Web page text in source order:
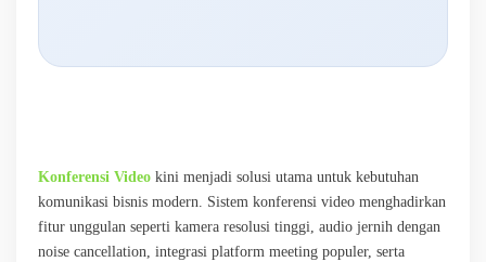
Konferensi Video kini menjadi solusi utama untuk kebutuhan
komunikasi bisnis modern. Sistem konferensi video menghadirkan
fitur unggulan seperti kamera resolusi tinggi, audio jernih dengan
noise cancellation, integrasi platform meeting populer, serta